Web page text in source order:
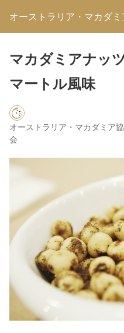
オーストラリア・マカダミ
マカダミアナッ
マートル風味
オーストラリア・マカダミア協
会